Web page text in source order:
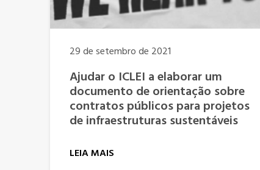
29 de setembro de 2021
Ajudar o ICLEI a elaborar um
documento de orientação sobre
contratos públicos para projetos
de infraestruturas sustentáveis
LEIA MAIS